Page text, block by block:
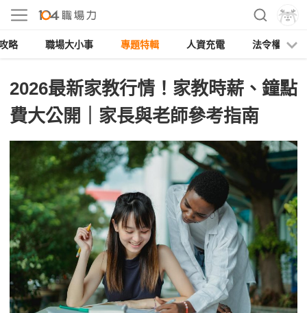
略 職場大小事 專題特輯 人資充電 法令權益
2026最新家教行情！家教時薪、鐘點
費大公開｜家長與老師參考指南